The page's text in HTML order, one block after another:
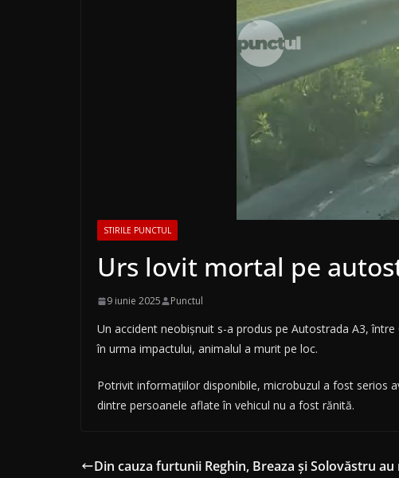
STIRILE PUNCTUL
Urs lovit mortal pe
9 iunie 2025 Punctul
Un accident neobișnuit s-a produs pe Autostrada A3,
în urma impactului, animalul a murit pe loc.
Potrivit informațiilor disponibile, microbuzul a fost serios
dintre persoanele aflate în vehicul nu a fost rănită.
Din cauza furtunii Reghin, Breaza și Solovăstru